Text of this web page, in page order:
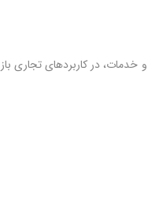
در کاربردهای تجاری باز